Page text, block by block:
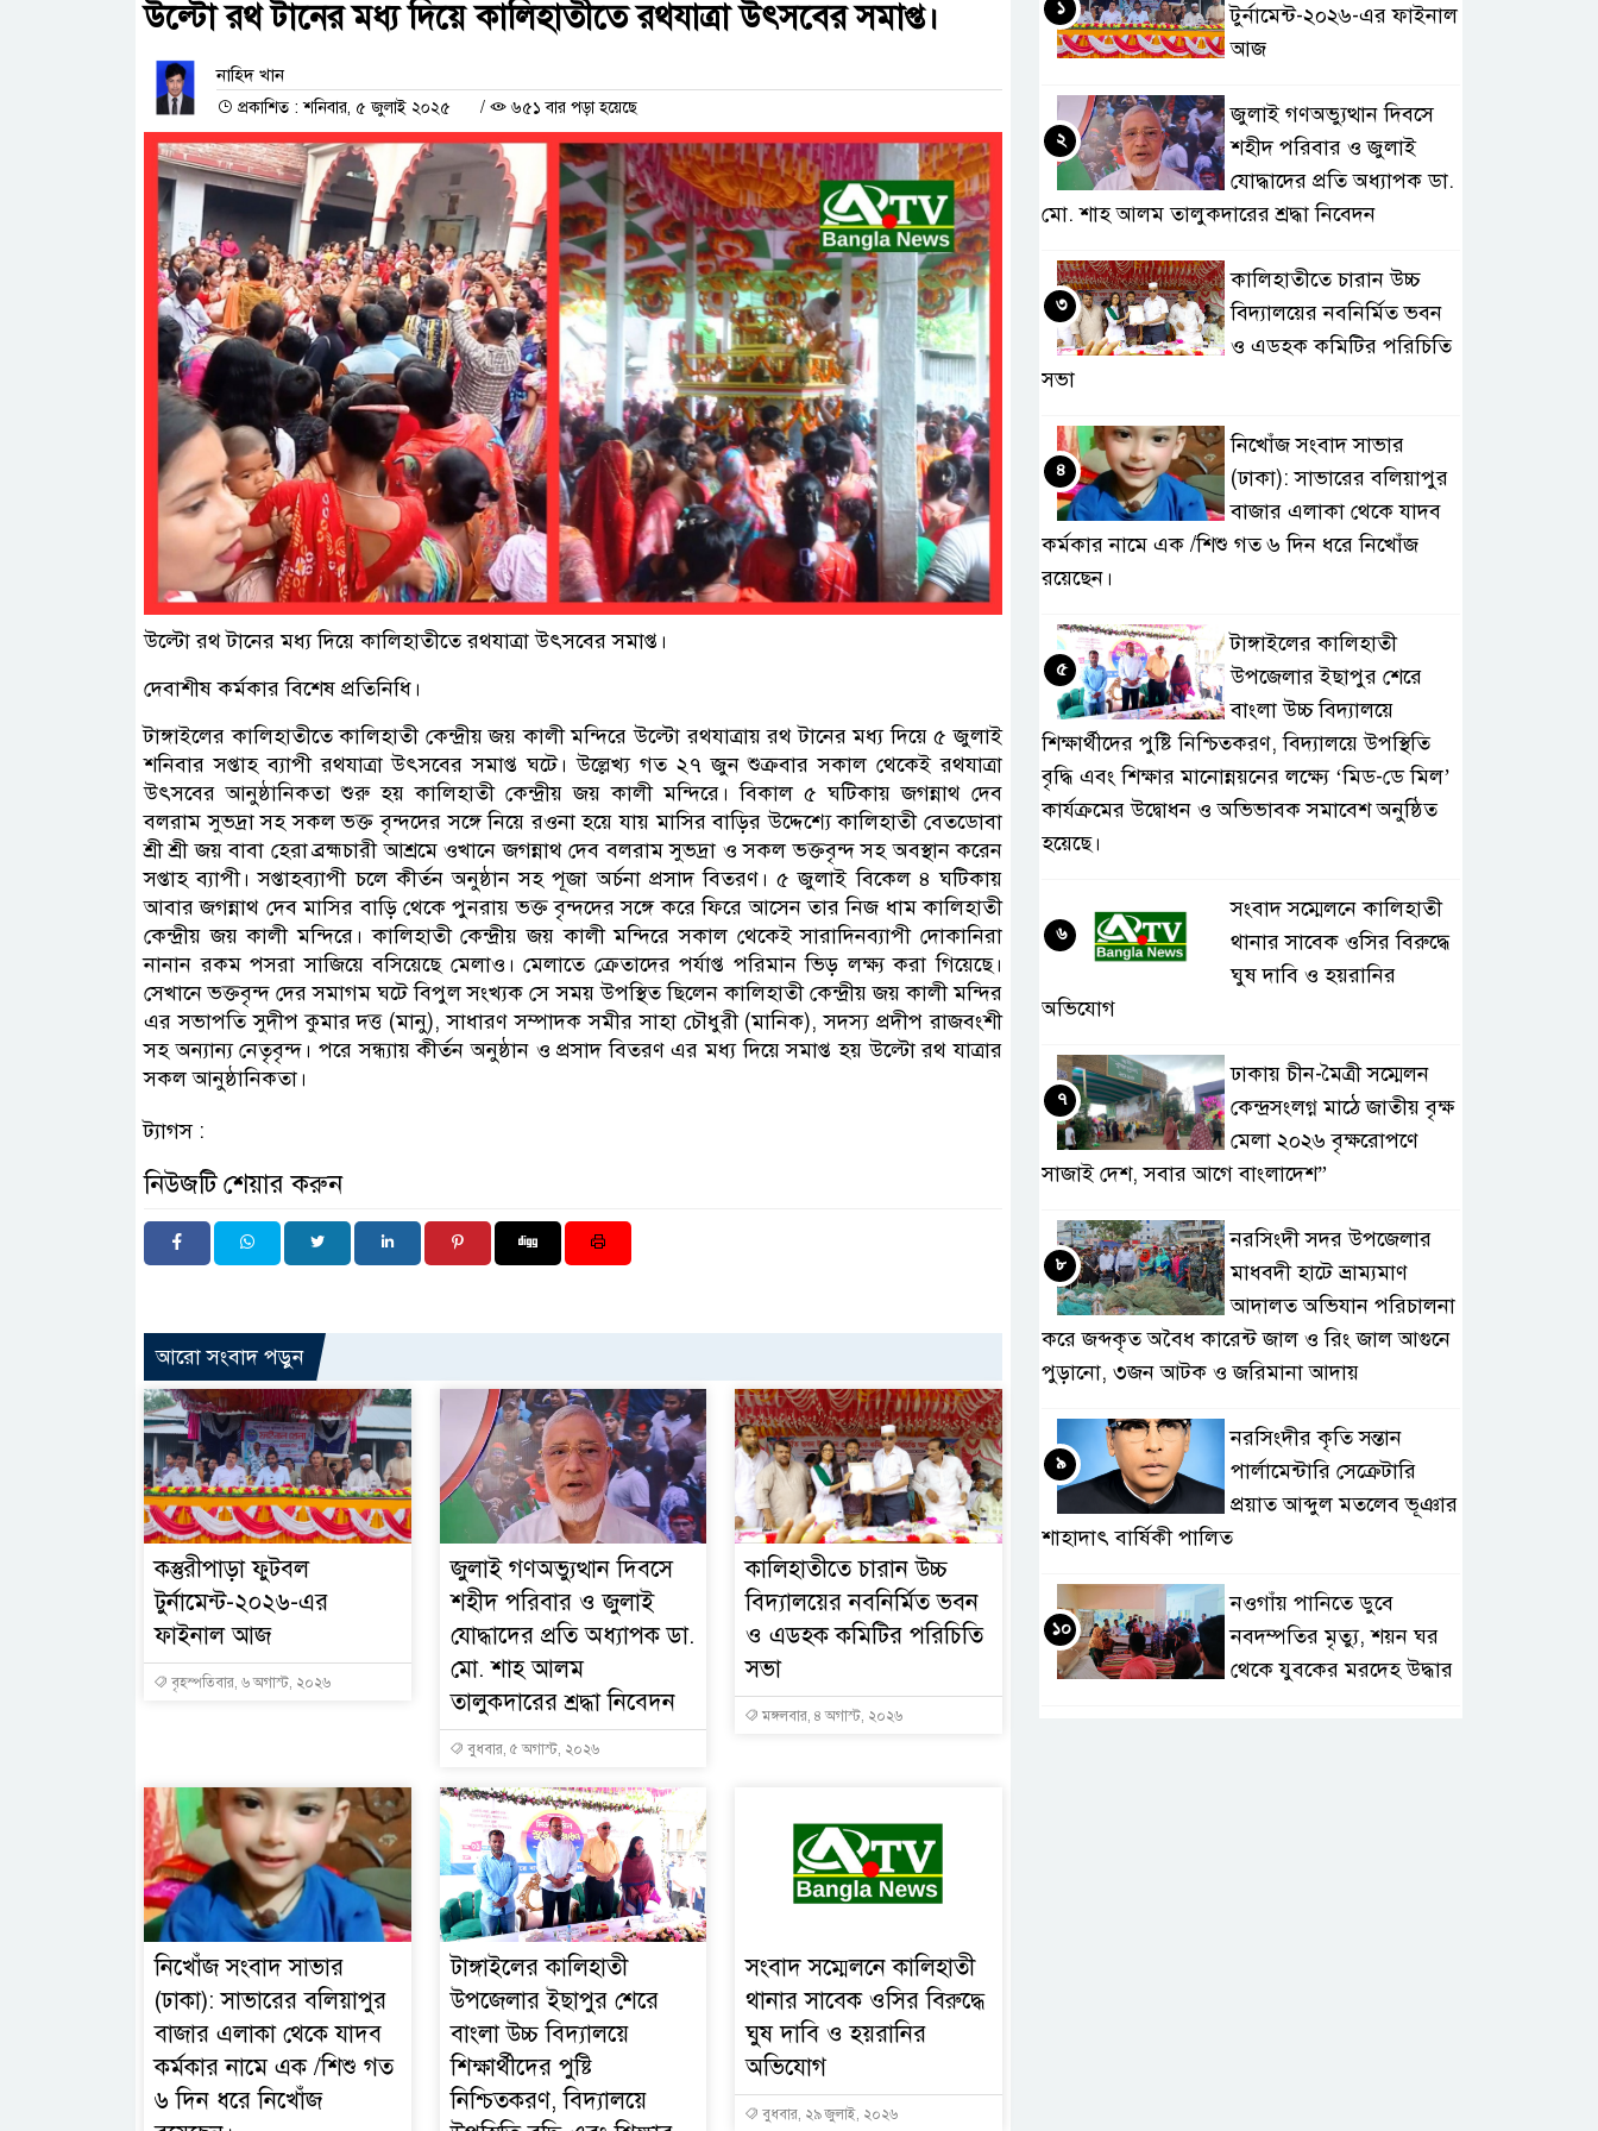
উল্টো রথ টানের মধ্য দিয়ে কালিহাতীতে রথযাত্রা উৎসবের সমাপ্ত।
নাহিদ খান
প্রকাশিত : শনিবার, ৫ জুলাই ২০২৫ / ৬৫১ বার পড়া হয়েছে
উল্টো রথ টানের মধ্য দিয়ে কালিহাতীতে রথযাত্রা উৎসবের সমাপ্ত।
দেবাশীষ কর্মকার বিশেষ প্রতিনিধি।
টাঙ্গাইলের কালিহাতীতে কালিহাতী কেন্দ্রীয় জয় কালী মন্দিরে উল্টো রথযাত্রায় রথ টানের মধ্য দিয়ে ৫ জুলাই
শনিবার সপ্তাহ ব্যাপী রথযাত্রা উৎসবের সমাপ্ত ঘটে। উল্লেখ্য গত ২৭ জুন শুক্রবার সকাল থেকেই রথযাত্রা
উৎসবের আনুষ্ঠানিকতা শুরু হয় কালিহাতী কেন্দ্রীয় জয় কালী মন্দিরে। বিকাল ৫ ঘটিকায় জগন্নাথ দেব
বলরাম সুভদ্রা সহ সকল ভক্ত বৃন্দদের সঙ্গে নিয়ে রওনা হয়ে যায় মাসির বাড়ির উদ্দেশ্যে কালিহাতী বেতডোবা
শ্রী শ্রী জয় বাবা হেরা ব্রহ্মচারী আশ্রমে ওখানে জগন্নাথ দেব বলরাম সুভদ্রা ও সকল ভক্তবৃন্দ সহ অবস্থান করেন
সপ্তাহ ব্যাপী। সপ্তাহব্যাপী চলে কীর্তন অনুষ্ঠান সহ পূজা অর্চনা প্রসাদ বিতরণ। ৫ জুলাই বিকেল ৪ ঘটিকায়
আবার জগন্নাথ দেব মাসির বাড়ি থেকে পুনরায় ভক্ত বৃন্দদের সঙ্গে করে ফিরে আসেন তার নিজ ধাম কালিহাতী
কেন্দ্রীয় জয় কালী মন্দিরে। কালিহাতী কেন্দ্রীয় জয় কালী মন্দিরে সকাল থেকেই সারাদিনব্যাপী দোকানিরা
নানান রকম পসরা সাজিয়ে বসিয়েছে মেলাও। মেলাতে ক্রেতাদের পর্যাপ্ত পরিমান ভিড় লক্ষ্য করা গিয়েছে।
সেখানে ভক্তবৃন্দ দের সমাগম ঘটে বিপুল সংখ্যক সে সময় উপস্থিত ছিলেন কালিহাতী কেন্দ্রীয় জয় কালী মন্দির
এর সভাপতি সুদীপ কুমার দত্ত (মানু), সাধারণ সম্পাদক সমীর সাহা চৌধুরী (মানিক), সদস্য প্রদীপ রাজবংশী
সহ অন্যান্য নেতৃবৃন্দ। পরে সন্ধ্যায় কীর্তন অনুষ্ঠান ও প্রসাদ বিতরণ এর মধ্য দিয়ে সমাপ্ত হয় উল্টো রথ যাত্রার
সকল আনুষ্ঠানিকতা।
ট্যাগস :
নিউজটি শেয়ার করুন
আরো সংবাদ পড়ুন
কস্তুরীপাড়া ফুটবল
টুর্নামেন্ট-২০২৬-এর
ফাইনাল আজ
বৃহস্পতিবার, ৬ অগাস্ট, ২০২৬
জুলাই গণঅভ্যুত্থান দিবসে
শহীদ পরিবার ও জুলাই
যোদ্ধাদের প্রতি অধ্যাপক ডা.
মো. শাহ আলম
তালুকদারের শ্রদ্ধা নিবেদন
বুধবার, ৫ অগাস্ট, ২০২৬
কালিহাতীতে চারান উচ্চ
বিদ্যালয়ের নবনির্মিত ভবন
ও এডহক কমিটির পরিচিতি
সভা
মঙ্গলবার, ৪ অগাস্ট, ২০২৬
নিখোঁজ সংবাদ সাভার
(ঢাকা): সাভারের বলিয়াপুর
বাজার এলাকা থেকে যাদব
কর্মকার নামে এক /শিশু গত
৬ দিন ধরে নিখোঁজ
টাঙ্গাইলের কালিহাতী
উপজেলার ইছাপুর শেরে
বাংলা উচ্চ বিদ্যালয়ে
শিক্ষার্থীদের পুষ্টি
নিশ্চিতকরণ, বিদ্যালয়ে
সংবাদ সম্মেলনে কালিহাতী
থানার সাবেক ওসির বিরুদ্ধে
ঘুষ দাবি ও হয়রানির
অভিযোগ
বুধবার, ২৯ জুলাই, ২০২৬
টুর্নামেন্ট-২০২৬-এর ফাইনাল
আজ
১
জুলাই গণঅভ্যুত্থান দিবসে
শহীদ পরিবার ও জুলাই
যোদ্ধাদের প্রতি অধ্যাপক ডা.
মো. শাহ আলম তালুকদারের শ্রদ্ধা নিবেদন
২
কালিহাতীতে চারান উচ্চ
বিদ্যালয়ের নবনির্মিত ভবন
ও এডহক কমিটির পরিচিতি
সভা
৩
নিখোঁজ সংবাদ সাভার
(ঢাকা): সাভারের বলিয়াপুর
বাজার এলাকা থেকে যাদব
কর্মকার নামে এক /শিশু গত ৬ দিন ধরে নিখোঁজ
রয়েছেন।
৪
টাঙ্গাইলের কালিহাতী
উপজেলার ইছাপুর শেরে
বাংলা উচ্চ বিদ্যালয়ে
শিক্ষার্থীদের পুষ্টি নিশ্চিতকরণ, বিদ্যালয়ে উপস্থিতি
বৃদ্ধি এবং শিক্ষার মানোন্নয়নের লক্ষ্যে ‘মিড-ডে মিল’
কার্যক্রমের উদ্বোধন ও অভিভাবক সমাবেশ অনুষ্ঠিত
হয়েছে।
৫
সংবাদ সম্মেলনে কালিহাতী
থানার সাবেক ওসির বিরুদ্ধে
ঘুষ দাবি ও হয়রানির
অভিযোগ
৬
ঢাকায় চীন-মৈত্রী সম্মেলন
কেন্দ্রসংলগ্ন মাঠে জাতীয় বৃক্ষ
মেলা ২০২৬ বৃক্ষরোপণে
সাজাই দেশ, সবার আগে বাংলাদেশ”
৭
নরসিংদী সদর উপজেলার
মাধবদী হাটে ভ্রাম্যমাণ
আদালত অভিযান পরিচালনা
করে জব্দকৃত অবৈধ কারেন্ট জাল ও রিং জাল আগুনে
পুড়ানো, ৩জন আটক ও জরিমানা আদায়
৮
নরসিংদীর কৃতি সন্তান
পার্লামেন্টারি সেক্রেটারি
প্রয়াত আব্দুল মতলেব ভূঞার
শাহাদাৎ বার্ষিকী পালিত
৯
নওগাঁয় পানিতে ডুবে
নবদম্পতির মৃত্যু, শয়ন ঘর
থেকে যুবকের মরদেহ উদ্ধার
১০